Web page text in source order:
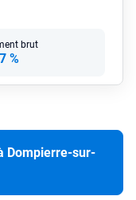
brut
%
Dompierre-sur-